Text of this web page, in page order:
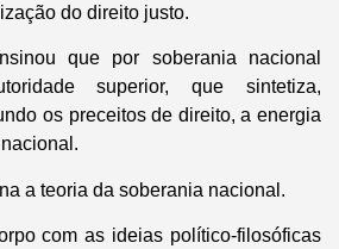
do direito justo.
que por soberania nacional
superior, que sintetiza,
os preceitos de direito, a energia
a teoria da soberania nacional.
com as ideias político-filosóficas